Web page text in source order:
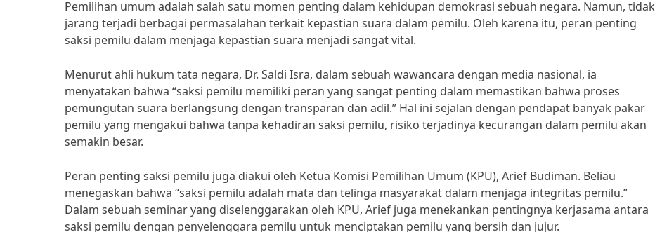
Pemilihan umum adalah salah satu momen penting dalam kehidupan demokrasi sebuah negara. Namun, tidak
jarang terjadi berbagai permasalahan terkait kepastian suara dalam pemilu. Oleh karena itu, peran penting
saksi pemilu dalam menjaga kepastian suara menjadi sangat vital.
Menurut ahli hukum tata negara, Dr. Saldi Isra, dalam sebuah wawancara dengan media nasional, ia
menyatakan bahwa “saksi pemilu memiliki peran yang sangat penting dalam memastikan bahwa proses
pemungutan suara berlangsung dengan transparan dan adil.” Hal ini sejalan dengan pendapat banyak pakar
pemilu yang mengakui bahwa tanpa kehadiran saksi pemilu, risiko terjadinya kecurangan dalam pemilu akan
semakin besar.
Peran penting saksi pemilu juga diakui oleh Ketua Komisi Pemilihan Umum (KPU), Arief Budiman. Beliau
menegaskan bahwa “saksi pemilu adalah mata dan telinga masyarakat dalam menjaga integritas pemilu.”
Dalam sebuah seminar yang diselenggarakan oleh KPU, Arief juga menekankan pentingnya kerjasama antara
saksi pemilu dengan penyelenggara pemilu untuk menciptakan pemilu yang bersih dan jujur.